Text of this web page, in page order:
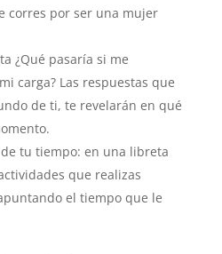
corres por ser una mujer
¿Qué pasaría si me
carga? Las respuestas que
de ti, te revelarán en qué
tu tiempo: en una libreta
que realizas
el tiempo que le